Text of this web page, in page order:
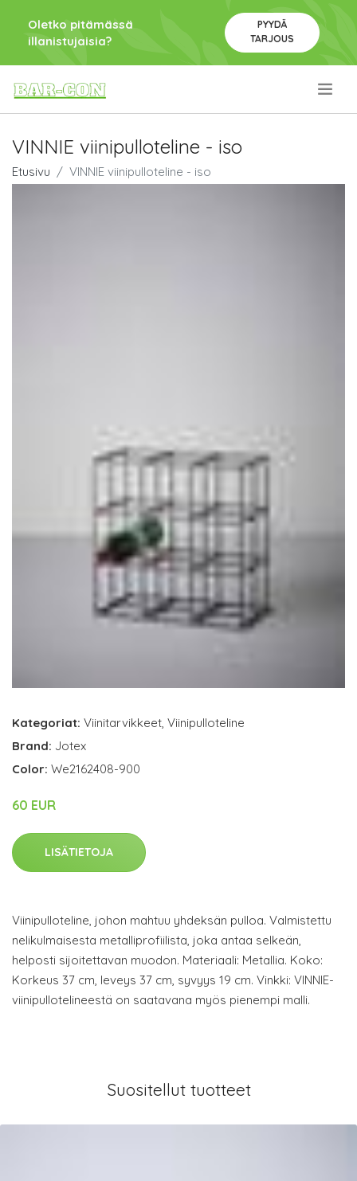
Oletko pitämässä
illanistujaisia?
PYYDÄ
TARJOUS
VINNIE viinipulloteline - iso
Etusivu VINNIE viinipulloteline - iso
Kategoriat: Viinitarvikkeet Viinipulloteline
Brand: Jotex
Color: We2162408-900
60 EUR
LISÄTIETOJA
Viinipulloteline, johon mahtuu yhdeksän pulloa. Valmistettu
nelikulmaisesta metalliprofiilista, joka antaa selkeän,
helposti sijoitettavan muodon. Materiaali: Metallia. Koko:
Korkeus 37 cm, leveys 37 cm, syvyys 19 cm. Vinkki: VINNIE-
viinipullotelineestä on saatavana myös pienempi malli.
Suositellut tuotteet